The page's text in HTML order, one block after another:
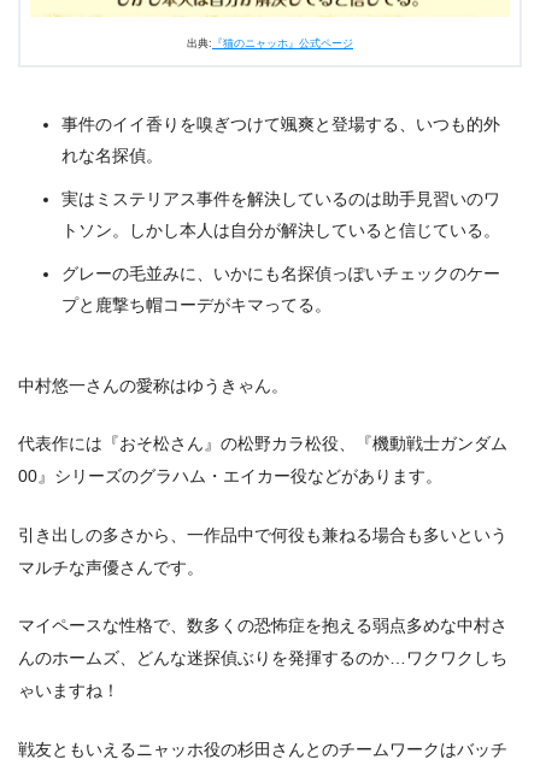
出典: 『猫のニャッホ』公式ページ
事件のイイ香りを嗅ぎつけて颯爽と登場する、いつも的外
れな名探偵。
実はミステリアス事件を解決しているのは助手見習いのワ
トソン。しかし本人は自分が解決していると信じている。
グレーの毛並みに、いかにも名探偵っぽいチェックのケー
プと鹿撃ち帽コーデがキマってる。
中村悠一さんの愛称はゆうきゃん。
代表作には『おそ松さん』の松野カラ松役、『機動戦士ガンダム
00』シリーズのグラハム・エイカー役などがあります。
引き出しの多さから、一作品中で何役も兼ねる場合も多いという
マルチな声優さんです。
マイペースな性格で、数多くの恐怖症を抱える弱点多めな中村さ
んのホームズ、どんな迷探偵ぶりを発揮するのか…ワクワクしち
ゃいますね！
戦友ともいえるニャッホ役の杉田さんとのチームワークはバッチ